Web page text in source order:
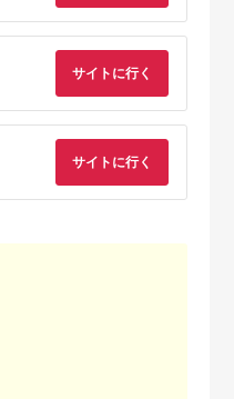
サイトに行く
サイトに行く